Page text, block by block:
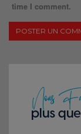
time I comment.